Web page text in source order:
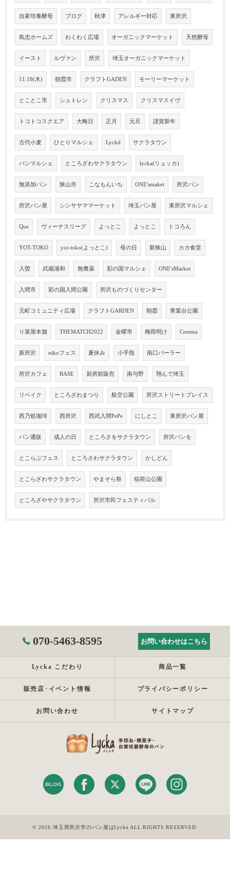
自家培養酵母 ブログ 秋津 アレルギー対応 東所沢
島忠ホームズ わくわく広場 オーガニックマーケット 天然酵母
イースト ルヴァン 所沢 埼玉オーガニックマーケット
11.18(木) 朝霞市 クラフトGADEN モーリーマーケット
とことこ市 シュトレン クリスマス クリスマスイヴ
トコトコスクエア 大晦日 正月 元旦 謹賀新年
古代小麦 ひとりマルシェ Lyckd サクラタウン
パンマルシェ ところざわサクラタウン lycka(リュッカ)
無添加パン 狭山市 こなもんいち ONE'smaket 所沢パン
所沢パン屋 シンサヤママーケット 埼玉パン屋 東所沢マルシェ
Que ヴィーナスリーグ よっとこ よっとこ トコろん
YOT-TOKO yot-toko(よっとこ) 母の日 新狭山 カカ食堂
入曽 武蔵浦和 無農薬 彩の国マルシェ ONE'sMarket
入間市 彩の国入間公園 所沢ものづくりセンター
元町コミュニティ広場 クラフトGARDEN 朝霞 青葉台公園
り菜屋本舗 THEMATCH2022 金曜市 梅雨明け Creema
新所沢 nikoフェス 夏休み 小手指 南口パーラー
所沢カフェ BASE 厨房前販売 南与野 翔んで埼玉
リベイク ところざわまつり 航空公園 所沢ストリートプレイス
西乃処珈琲 西所沢 西武入間PePe にしとこ 東所沢パン屋
パン通販 成人の日 ところさをサクラタウン 所沢パンを
とこらぶフェス ところさわサクラタウン かしどん
とこらざわサクラタウン やまそら祭 稲荷山公園
ところざやサクラタウン 所沢市民フェスティバル
070-5463-8595 お問い合わせはこちら
Lycka こだわり 商品一覧
販売店･イベント情報 プライバシーポリシー
お問い合わせ サイトマップ
© 2026 埼玉県所沢市のパン屋はLycka ALL RIGHTS RESERVED.